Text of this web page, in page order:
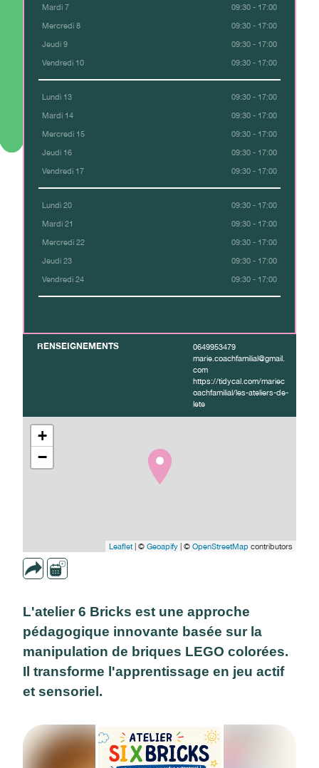
Mardi 7 09:30 - 17:00
Mercredi 8 09:30 - 17:00
Jeudi 9 09:30 - 17:00
Vendredi 10 09:30 - 17:00
Lundi 13 09:30 - 17:00
Mardi 14 09:30 - 17:00
Mercredi 15 09:30 - 17:00
Jeudi 16 09:30 - 17:00
Vendredi 17 09:30 - 17:00
Lundi 20 09:30 - 17:00
Mardi 21 09:30 - 17:00
Mercredi 22 09:30 - 17:00
Jeudi 23 09:30 - 17:00
Vendredi 24 09:30 - 17:00
RENSEIGNEMENTS
0649953479
marie.coachfamilial@gmail.
com
https://tidycal.com/mariec
oachfamilial/les-ateliers-de-
lete
+
−
Leaflet| © Geoapify | © OpenStreetMap contributors
L'atelier 6 Bricks est une approche
pédagogique innovante basée sur la
manipulation de briques LEGO colorées.
Il transforme l'apprentissage en jeu actif
et sensoriel.